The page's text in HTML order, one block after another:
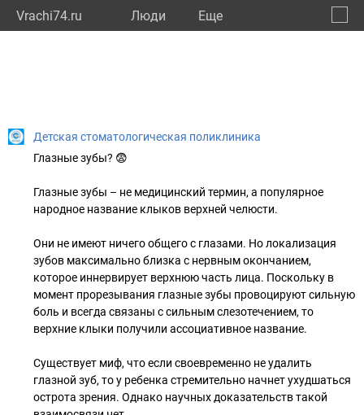
Vrachi74.ru Люди Eще
Детская стоматологическая поликлиника
Глазные зубы? 😨
Глазные зубы – не медицинский термин, а популярное
народное название клыков верхней челюсти.
Они не имеют ничего общего с глазами. Но локализация
зубов максимально близка с нервным окончанием,
которое иннервирует верхнюю часть лица. Поскольку в
момент прорезывания глазные зубы провоцируют сильную
боль и всегда связаны с сильным слезотечением, то
верхние клыки получили ассоциативное название.
Существует миф, что если своевременно не удалить
глазной зуб, то у ребенка стремительно начнет ухудшаться
острота зрения. Однако научных доказательств такой